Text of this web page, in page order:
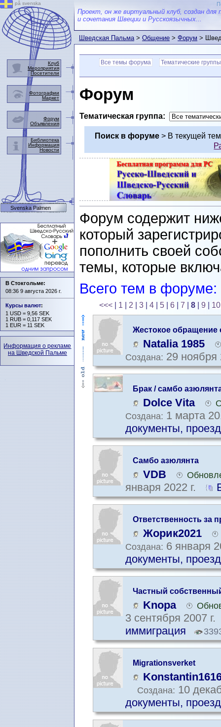
Проект, он же виртуальный клуб, создан для
и сочетания Швеции и Русскоязычных...
Шведская Пальма>Общение>Форум>
Все темы форума Тематические группы
Форум
Тематическая группа:
Поиск в форуме > В текущей
Форум содержит
который
пополнить своей
темы, которые
Всего тем в форуме:
<<< 1 2 |3 |4 5 |6 |7 |8 |9 10
Жестокое обращение
Natalia 1985
Создана: 29 ноября
Брак / самбо
Dolce Vita
Создана: 1 марта
документы,
Самбо азюлянта
VDB
января 2022 г.
Ответственность за
"липовыми"
Жорик2021
Создана: 6 января
документы,
Частный
Knopa
3 сентября 2007 г.
иммиграция
Migrationsverket
Создана: 10
документы,
på svenska
Клуб
Мероприятия
Посетители
Фотографии
Маркет
Форум
Объявления
Библиотека
Информация
Новости
Svenska Palmen
В Стокгольме:
08:36 9 августа 2026 г.
Курсы валют:
1 USD = 9,56 SEK
1 RUB = 0,117 SEK
1 EUR = 11 SEK
Информация о рекламе
на Шведской Пальме